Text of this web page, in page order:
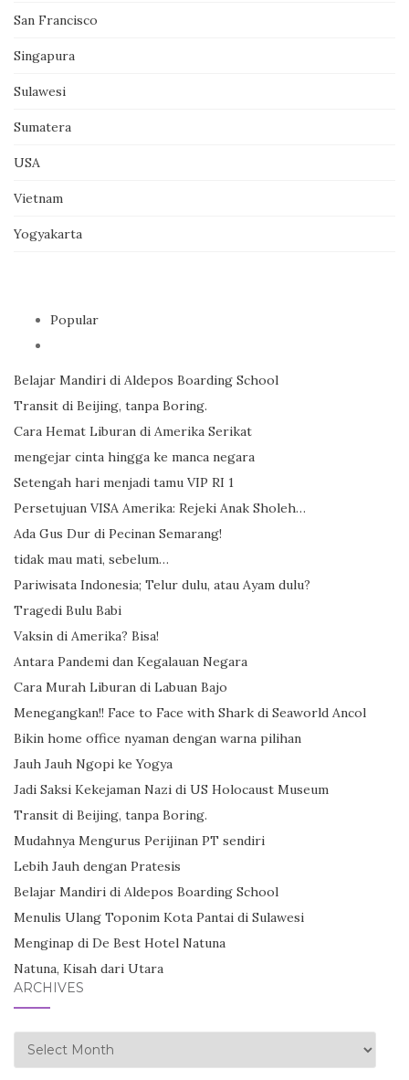
San Francisco
Singapura
Sulawesi
Sumatera
USA
Vietnam
Yogyakarta
Popular
Belajar Mandiri di Aldepos Boarding School
Transit di Beijing, tanpa Boring.
Cara Hemat Liburan di Amerika Serikat
mengejar cinta hingga ke manca negara
Setengah hari menjadi tamu VIP RI 1
Persetujuan VISA Amerika: Rejeki Anak Sholeh…
Ada Gus Dur di Pecinan Semarang!
tidak mau mati, sebelum…
Pariwisata Indonesia; Telur dulu, atau Ayam dulu?
Tragedi Bulu Babi
Vaksin di Amerika? Bisa!
Antara Pandemi dan Kegalauan Negara
Cara Murah Liburan di Labuan Bajo
Menegangkan!! Face to Face with Shark di Seaworld Ancol
Bikin home office nyaman dengan warna pilihan
Jauh Jauh Ngopi ke Yogya
Jadi Saksi Kekejaman Nazi di US Holocaust Museum
Transit di Beijing, tanpa Boring.
Mudahnya Mengurus Perijinan PT sendiri
Lebih Jauh dengan Pratesis
Belajar Mandiri di Aldepos Boarding School
Menulis Ulang Toponim Kota Pantai di Sulawesi
Menginap di De Best Hotel Natuna
Natuna, Kisah dari Utara
ARCHIVES
Archives